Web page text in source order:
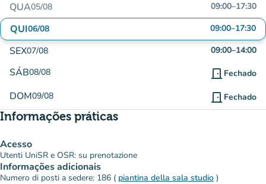
QUA05/08 09:00–17:30
QUI06/08 09:00–17:30
SEX07/08 09:00–14:00
SÁB08/08 door_front Fechado
DOM09/08 door_front Fechado
Informações práticas
Acesso
Utenti UniSR e OSR: su prenotazione
Informações adicionais
Numero di posti a sedere: 186 ( piantina della sala studio )